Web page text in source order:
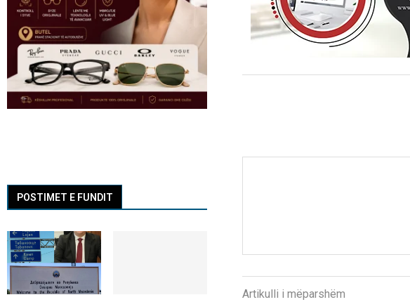
Artikulli i mëparshëm
POSTIMET E FUNDIT